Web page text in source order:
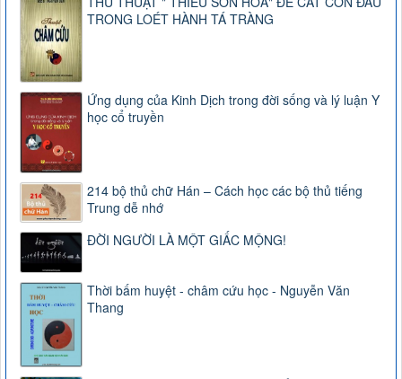
TRONG LOÉT HÀNH TÁ TRÀNG
Ứng dụng của Kinh Dịch trong đời sống và lý luận Y
học cổ truyền
214 bộ thủ chữ Hán – Cách học các bộ thủ tiếng
Trung dễ nhớ
ĐỜI NGƯỜI LÀ MỘT GIẤC MỘNG!
Thời bấm huyệt - châm cứu học - Nguyễn Văn
Thang